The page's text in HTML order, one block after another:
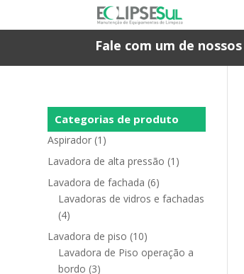
Fale com um de
Categorias de produto
Aspirador (1)
Lavadora de alta pressão (1)
Lavadora de fachada (6)
Lavadoras de vidros e fachadas
(4)
Lavadora de piso (10)
Lavadora de Piso operação a
bordo (3)